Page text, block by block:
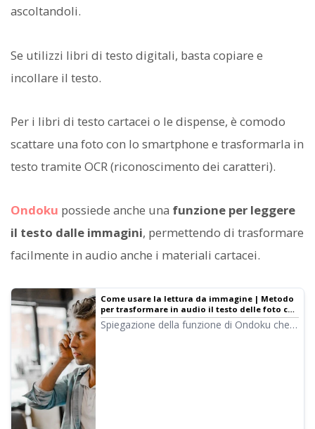
ascoltandoli.
Se utilizzi libri di testo digitali, basta copiare e
incollare il testo.
Per i libri di testo cartacei o le dispense, è comodo
scattare una foto con lo smartphone e trasformarla in
testo tramite OCR (riconoscimento dei caratteri).
Ondoku possiede anche una funzione per leggere
il testo dalle immagini, permettendo di trasformare
facilmente in audio anche i materiali cartacei.
Come usare la lettura da immagine | Metodo
per trasformare in audio il testo delle foto con
OCR gratuito
Spiegazione della funzione di Ondoku che